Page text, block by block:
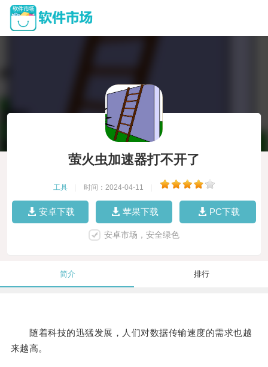
萤火虫加速器打不开了
工具 时间：2024-04-11
安卓下载 苹果下载 PC下载
安卓市场，安全绿色
简介 排行
随着科技的迅猛发展，人们对数据传输速度的需求也越
来越高。